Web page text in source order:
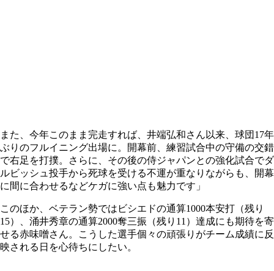
また、今年このまま完走すれば、井端弘和さん以来、球団17年
ぶりのフルイニング出場に。開幕前、練習試合中の守備の交錯
で右足を打撲。さらに、その後の侍ジャパンとの強化試合でダ
ルビッシュ投手から死球を受ける不運が重なりながらも、開幕
に間に合わせるなどケガに強い点も魅力です」
このほか、ベテラン勢ではビシエドの通算1000本安打（残り
15）、涌井秀章の通算2000奪三振（残り11）達成にも期待を寄
せる赤味噌さん。こうした選手個々の頑張りがチーム成績に反
映される日を心待ちにしたい。